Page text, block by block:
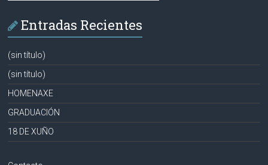
Entradas Recientes
(sin título)
(sin título)
HOMENAXE
GRADUACIÓN
18 DE XUÑO